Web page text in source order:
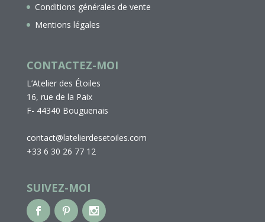
Conditions générales de vente
Mentions légales
CONTACTEZ-MOI
L’Atelier des Étoiles
16, rue de la Paix
F- 44340 Bouguenais
contact@latelierdesetoiles.com
+33 6 30 26 77 12
SUIVEZ-MOI